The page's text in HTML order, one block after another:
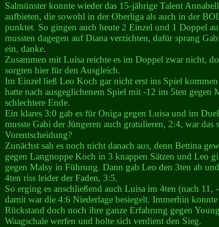
Salmünster konnte wieder das 15-jährige Talent
aufbieten, die sowohl in der Oberliga als auch in der
punktet. So gingen auch heute 2 Einzel und 1 Doppel
mussten dagegen auf Diana verzichten, dafür sprang
ein, danke.
Zusammen mit Luisa reichte es im Doppel zwar nicht,
sorgten hier für den Ausgleich.
Im Einzel ließ Leo Koch gar nicht erst ins Spiel
hatte nach ausgeglichenem Spiel mit -12 im 5ten gegen
schlechtere Ende.
Ein klares 3:0 gab es für Oniga gegen Luisa und im
musste Gabi der Jüngeren auch gratulieren, 2:4, war das
Vorentscheidung?
Zunächst sah es noch nicht danach aus, denn Bettina
gegen Langnoppe Koch in 3 knappen Sätzen und Leo
gegen Malsy in Führung. Dann gab Leo den 3ten ab
4ten riss leider der Faden, 3:5.
So erging es anschließend auch Luisa im 4ten (nach 11,
damit war die 4:6 Niederlage besiegelt. Immerhin
Rückstand doch noch ihre ganze Erfahrung gegen
Waagschale werfen und holte sich verdient den Sieg.